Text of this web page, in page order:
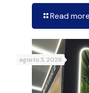
Read more
agosto 3, 2026